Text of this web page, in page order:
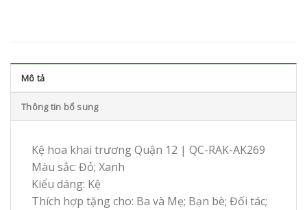
Mô tả
Thông tin bổ sung
Kệ hoa khai trương Quận 12 | QC-RAK-AK269
Màu sắc: Đỏ; Xanh
Kiểu dáng: Kệ
Thích hợp tặng cho: Ba và Mẹ; Bạn bè; Đối tác;